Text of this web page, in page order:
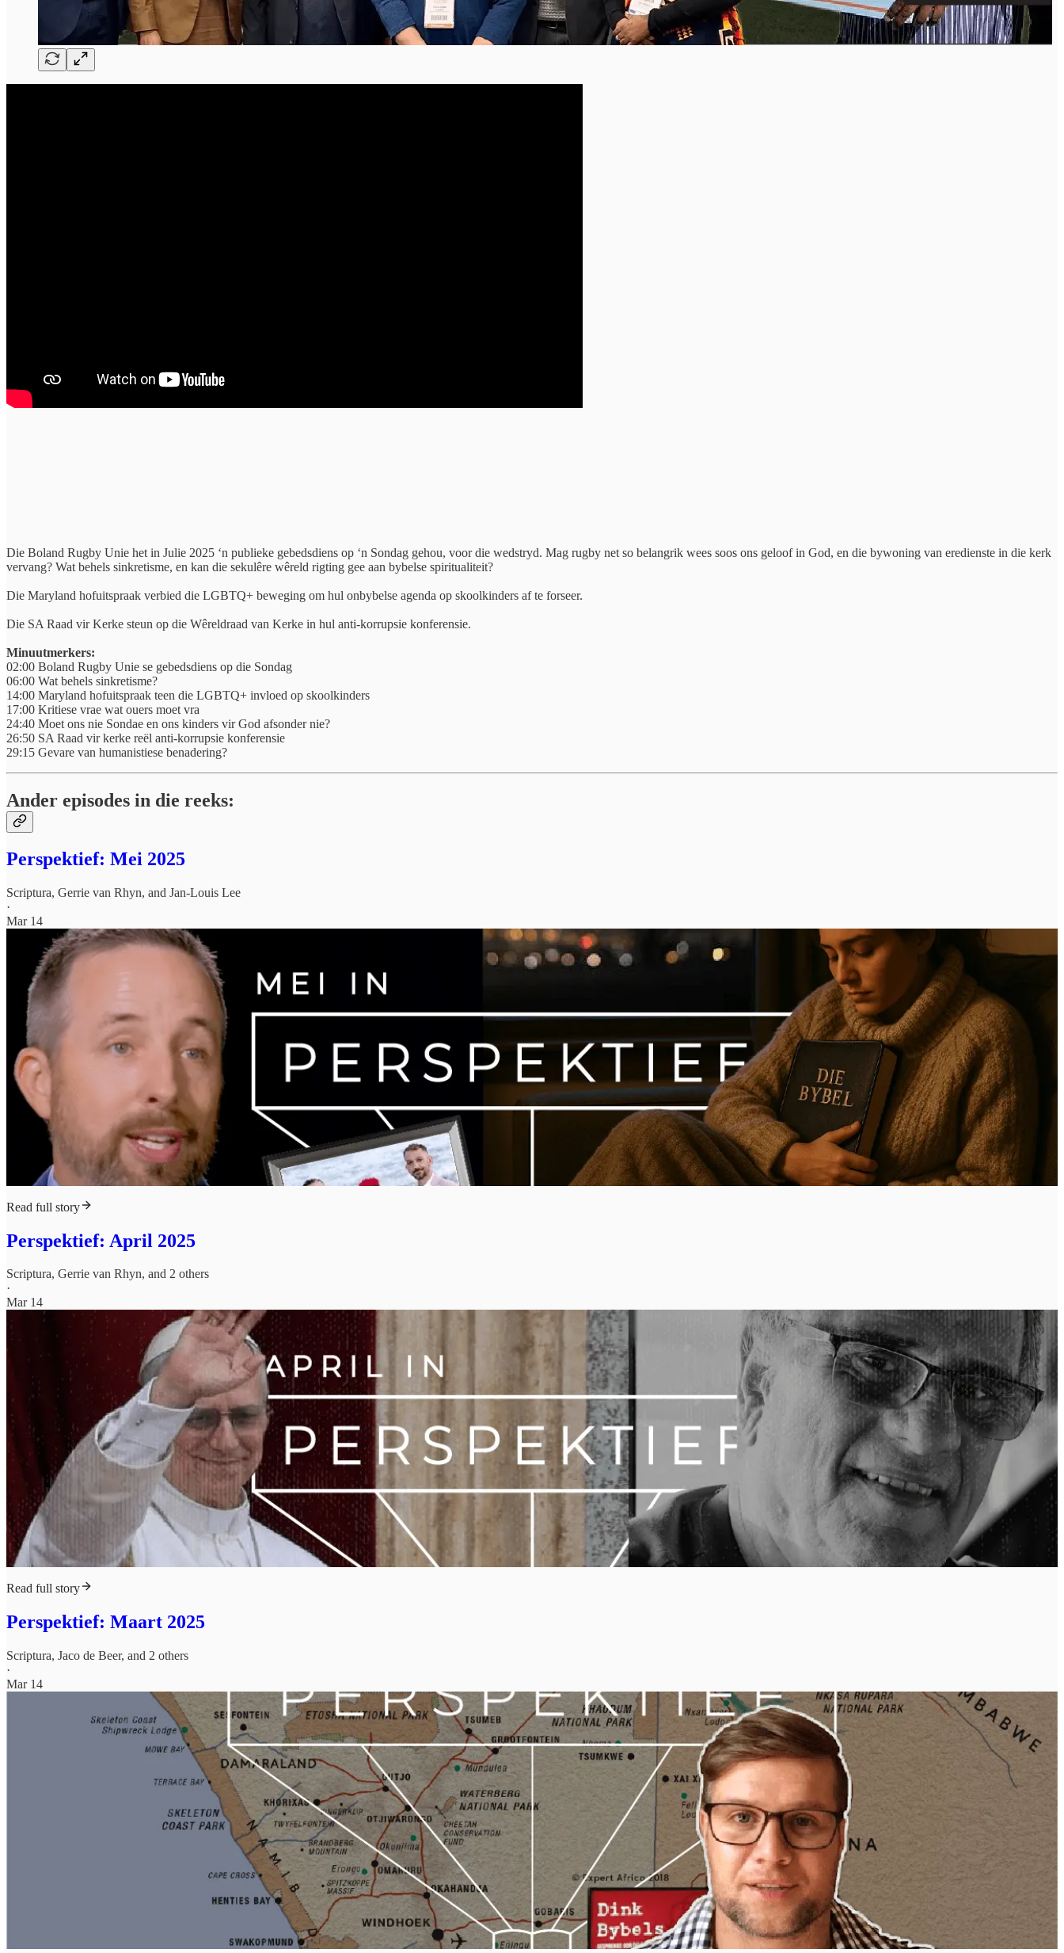
Die Boland Rugby Unie het in Julie 2025 ‘n publieke gebedsdiens op ‘n Sondag gehou, voor die wedstryd. Mag rugby net so belangrik wees soos ons geloof in God, en die bywoning van eredienste in die kerk
vervang? Wat behels sinkretisme, en kan die sekulêre wêreld rigting gee aan bybelse spiritualiteit?
Die Maryland hofuitspraak verbied die LGBTQ+ beweging om hul onbybelse agenda op skoolkinders af te forseer.
Die SA Raad vir Kerke steun op die Wêreldraad van Kerke in hul anti-korrupsie konferensie.
Minuutmerkers:
02:00 Boland Rugby Unie se gebedsdiens op die Sondag
06:00 Wat behels sinkretisme?
14:00 Maryland hofuitspraak teen die LGBTQ+ invloed op skoolkinders
17:00 Kritiese vrae wat ouers moet vra
24:40 Moet ons nie Sondae en ons kinders vir God afsonder nie?
26:50 SA Raad vir kerke reël anti-korrupsie konferensie
29:15 Gevare van humanistiese benadering?
Ander episodes in die reeks:
Perspektief: Mei 2025
Scriptura, Gerrie van Rhyn, and Jan-Louis Lee
·
Mar 14
Read full story
Perspektief: April 2025
Scriptura, Gerrie van Rhyn, and 2 others
·
Mar 14
Read full story
Perspektief: Maart 2025
Scriptura, Jaco de Beer, and 2 others
·
Mar 14